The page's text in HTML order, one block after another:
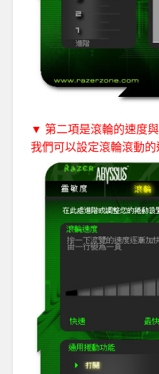
▼ 第二項是滾輪的速度
我們可以設定滾輪滾動的